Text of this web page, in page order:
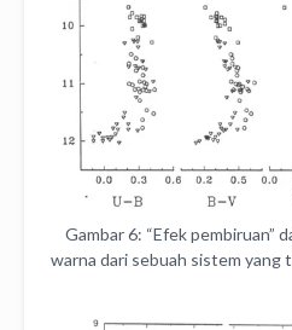
Gambar 6: “Efek pembiruan”
warna dari sebuah sistem yang